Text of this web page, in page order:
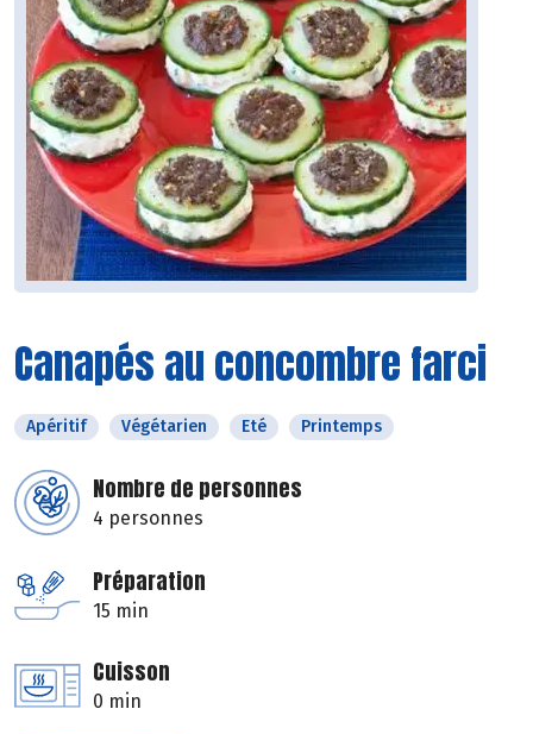
Canapés au concombre farci
Apéritif Végétarien Eté Printemps
Nombre de personnes
4 personnes
Préparation
15 min
Cuisson
0 min